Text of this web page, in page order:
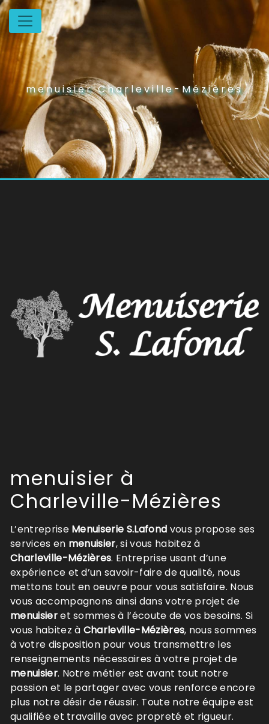
Panneau de gestion des cookies
menuisier Charleville-Mézières
menuisier à
Charleville-Mézières
L’entreprise Menuiserie S.Lafond vous propose ses
services en menuisier, si vous habitez à
Charleville-Mézières. Entreprise usant d’une
expérience et d’un savoir-faire de qualité, nous
mettons tout en oeuvre pour vous satisfaire. Nous
vous accompagnons ainsi dans votre projet de
menuisieret sommes à l’écoute de vos besoins. Si
vous habitez à Charleville-Mézières, nous sommes
à votre disposition pour vous transmettre les
renseignements nécessaires à votre projet de
menuisier. Notre métier est avant tout notre
passion et le partager avec vous renforce encore
plus notre désir de réussir. Toute notre équipe est
qualifiée et travaille avec propreté et rigueur.